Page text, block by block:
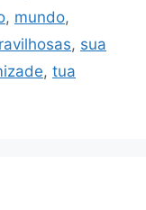
, mundo,
, sua
, tua